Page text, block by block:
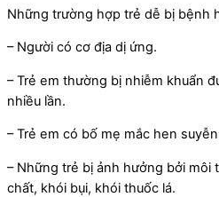
Những trường hợp trẻ dễ bị bệnh
– Người có cơ địa dị ứng.
– Trẻ em thường bị nhiễm khuẩn
nhiều lần.
– Trẻ em có bố mẹ mắc hen
– Những trẻ bị ảnh hưởng bởi môi
chất, khói bụi, khói thuốc lá.